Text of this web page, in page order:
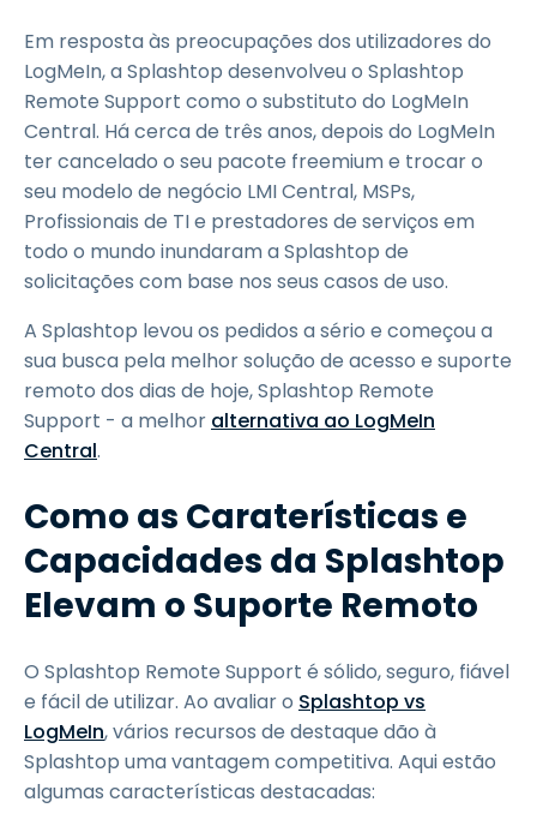
Em resposta às preocupações dos utilizadores do
LogMeIn, a Splashtop desenvolveu o Splashtop
Remote Support como o substituto do LogMeIn
Central. Há cerca de três anos, depois do LogMeIn
ter cancelado o seu pacote freemium e trocar o
seu modelo de negócio LMI Central, MSPs,
Profissionais de TI e prestadores de serviços em
todo o mundo inundaram a Splashtop de
solicitações com base nos seus casos de uso.
A Splashtop levou os pedidos a sério e começou a
sua busca pela melhor solução de acesso e suporte
remoto dos dias de hoje, Splashtop Remote
Support - a melhor alternativa ao LogMeIn
Central.
Como as Caraterísticas e
Capacidades da Splashtop
Elevam o Suporte Remoto
O Splashtop Remote Support é sólido, seguro, fiável
e fácil de utilizar. Ao avaliar o Splashtop vs
LogMeIn, vários recursos de destaque dão à
Splashtop uma vantagem competitiva. Aqui estão
algumas características destacadas: